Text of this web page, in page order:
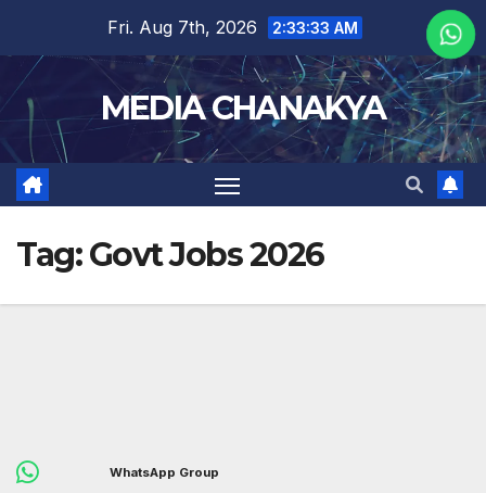
Fri. Aug 7th, 2026 2:33:33 AM
MEDIA CHANAKYA
Tag:Govt Jobs 2026
WhatsApp Group